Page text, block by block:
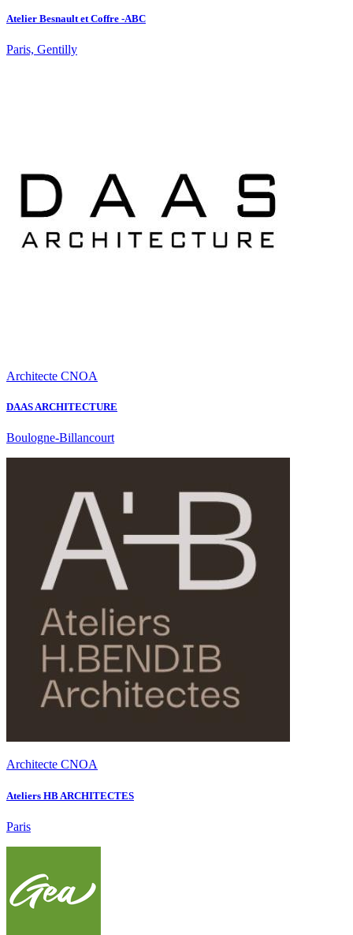
Atelier Besnault et Coffre -ABC
Paris, Gentilly
Architecte CNOA
DAAS ARCHITECTURE
Boulogne-Billancourt
Architecte CNOA
Ateliers HB ARCHITECTES
Paris